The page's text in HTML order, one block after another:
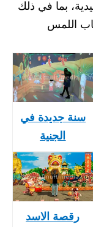
بما في ذلك
اللمس
سنة جديدة في
الجنية
رقصة الاسد